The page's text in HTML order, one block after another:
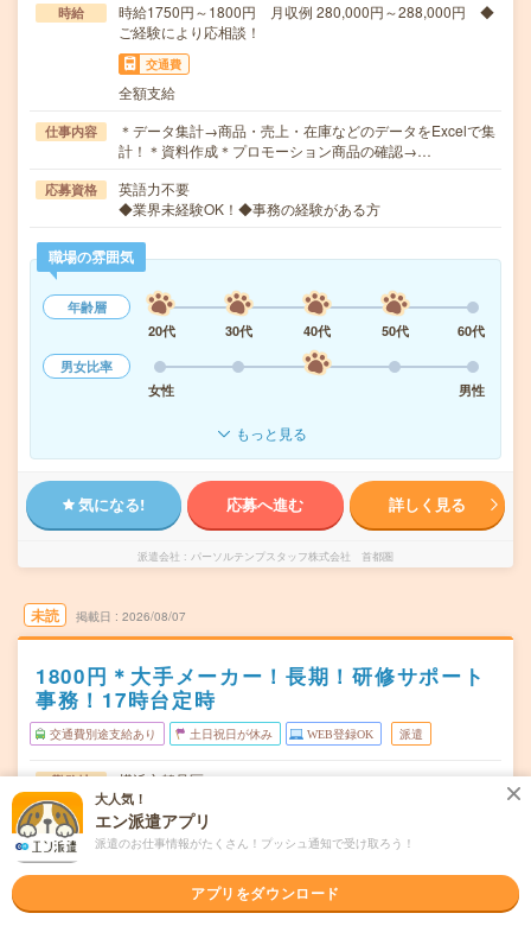
時給
時給1750円～1800円 月収例 280,000円～288,000円 ◆
ご経験により応相談！
交通費
全額支給
仕事内容
＊データ集計→商品・売上・在庫などのデータをExcelで集
計！＊資料作成＊プロモーション商品の確認→…
応募資格
英語力不要
◆業界未経験OK！◆事務の経験がある方
職場の雰囲気
年齢層
20代
30代 40代 50代
60代
男女比率
女性
男性
もっと見る
気になる! 応募へ進む 詳しく見る
派遣会社 パーソルテンプスタッフ株式会社 首都圏
未読 掲載日 2026/08/07
1800円＊大手メーカー！長期！研修サポート
事務！17時台定時
交通費別途支給あり 土日祝日が休み WEB登録OK 派遣
勤務地
横浜市鶴見区
弁天橋駅から徒歩3分／鶴見小野駅から徒歩12分
曜日頻度 月～金（週5日） ※土日祝お休み
時間 08:30～17:15(実働7時間45分 休憩1時間)
期間 2026年10月上旬～長期 ※10月～！
大人気！
エン派遣アプリ
派遣のお仕事情報がたくさん！プッシュ通知で受け取ろう！
アプリをダウンロード